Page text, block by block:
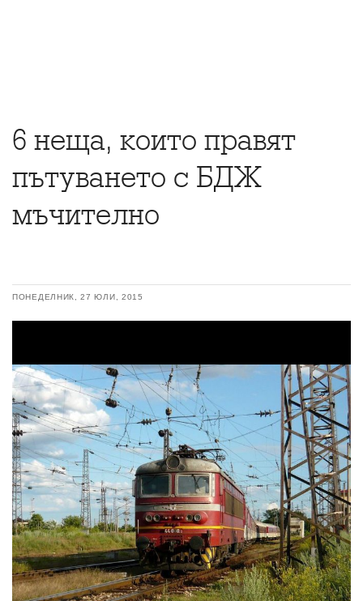
6 неща, които правят
пътуването с БДЖ
мъчително
ПОНЕДЕЛНИК, 27 ЮЛИ, 2015